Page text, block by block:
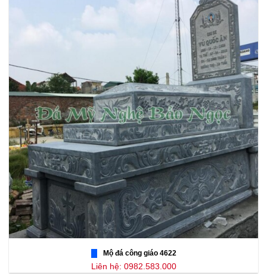
Mộ đá công giáo 4622
Liên hệ: 0982.583.000